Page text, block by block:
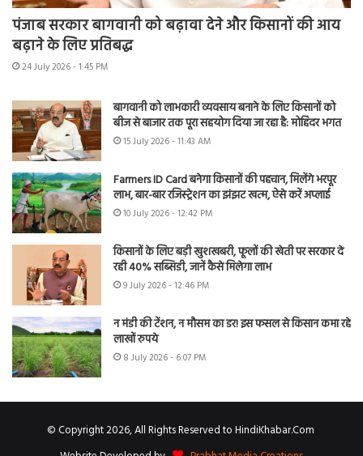
पंजाब सरकार बागवानी को बढ़ावा देने और किसानों की आय
बढ़ाने के लिए प्रतिबद्ध
24 July 2026 - 1:45 PM
बागवानी को लाभकारी व्यवसाय बनाने के लिए किसानों को
बीज से बाजार तक पूरा सहयोग दिया जा रहा है: मोहिंदर भगत
15 July 2026 - 11:43 AM
Farmers ID Card बनेगा किसानों की पहचान, मिलेंगे भरपूर
लाभ, बार-बार रजिस्ट्रेशन का झंझट खत्म, ऐसे करें अप्लाई
10 July 2026 - 12:42 PM
किसानों के लिए बड़ी खुशखबरी, फूलों की खेती पर सरकार दे
रही 40% सब्सिडी, जानें कैसे मिलेगा लाभ
9 July 2026 - 12:46 PM
न मंडी की टेंशन, न मौसम का डर! इस फसल से किसान कमा रहे
लाखों रुपये
8 July 2026 - 6:07 PM
© Copyright 2026, All Rights Reserved to HindiKhabar.Com